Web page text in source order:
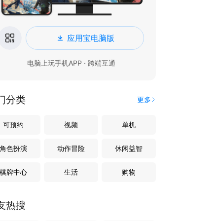
应用宝电脑版
电脑上玩手机APP · 跨端互通
分类 更多
可预约 视频 单机
角色扮演 动作冒险 休闲益智
棋牌中心 生活 购物
热搜